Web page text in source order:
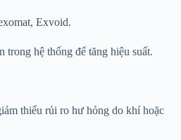
Exvoid.
trong hệ thống để tăng hiệu suất.
thiểu rủi ro hư hỏng do khí hoặc